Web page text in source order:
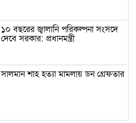
১০ বছরের জ্বালানি পরিকল্পনা সংসদে
দেবে সরকার: প্রধানমন্ত্রী
সালমান শাহ হত্যা মামলায় ডন গ্রেফতার